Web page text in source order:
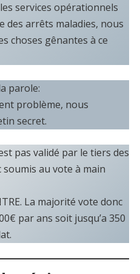
services opérationnels
des arrêts maladies, nous
choses gênantes à ce
parole:
problème, nous
secret.
pas validé par le tiers des
au vote à main
La majorité vote donc
par ans soit jusqu’a 350